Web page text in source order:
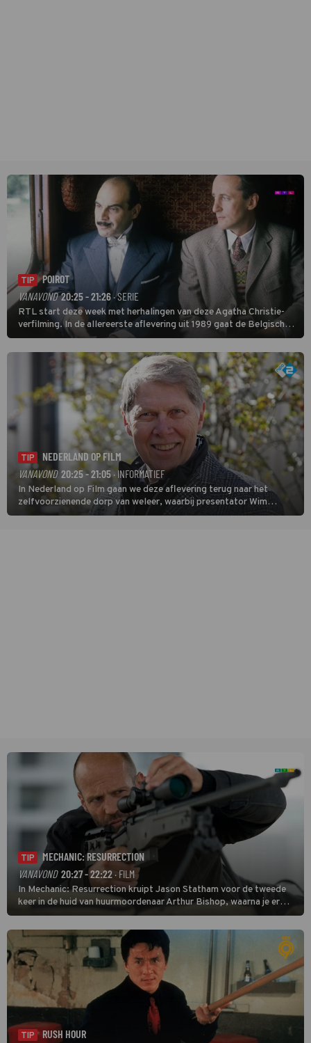
TIP
POIROT
VANAVOND 20:25 - 21:26 · SERIE
RTL start deze week met herhalingen van deze Agatha Christie-
verfilming. In de allereerste aflevering uit 1989 gaat de Belgische
speurder op zoek naar een vermiste kok. Poirot raakt al snel
verwikkeld in een moordzaak. (HH)
TIP
NEDERLAND OP FILM
VANAVOND 20:25 - 21:05· INFORMATIEF
In Nederland op Film gaan we deze aflevering terug naar het
zelfvoorzienende dorp van weleer, waarbij presentator Wim
Daniëls de kijkers meeneemt op reis door de tijd aan de hand van
TIP
MECHANIC: RESURRECTION
VANAVOND 20:27 - 22:22· FILM
In Mechanic: Resurrection kruipt Jason Statham voor de tweede
keer in de huid van huurmoordenaar Arthur Bishop, waarna je er
donder op kunt zeggen dat er van Bishops geplande pensioen niet
veel terechtkomt.
TIP
RUSH HOUR